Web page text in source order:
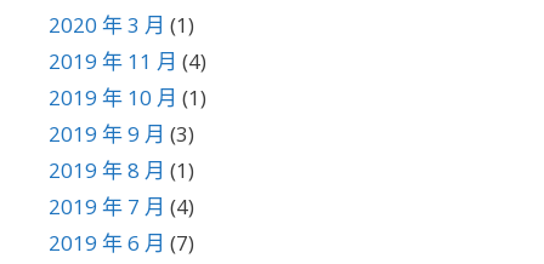
2020 年 3 月 (1)
2019 年 11 月 (4)
2019 年 10 月 (1)
2019 年 9 月 (3)
2019 年 8 月 (1)
2019 年 7 月 (4)
2019 年 6 月 (7)